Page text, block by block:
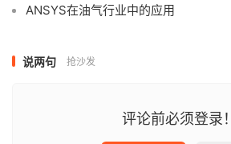
ANSYS在油气行业中的应用
说两句 抢沙发
评论前必须登录！